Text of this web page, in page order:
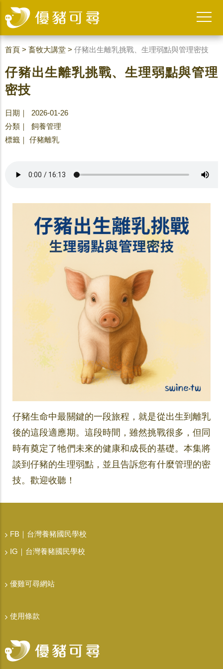
首頁 > 畜牧大講堂 > 仔豬出生離乳挑戰、生理弱點與管理密技
仔豬出生離乳挑戰、生理弱點與管理
密技
日期｜ 2026-01-26
分類｜
飼養管理
標籤｜
仔豬離乳
仔豬生命中最關鍵的一段旅程，就是從出生到離乳
後的這段適應期。這段時間，雖然挑戰很多，但同
時有奠定了牠們未來的健康和成長的基礎。本集將
談到仔豬的生理弱點，並且告訴您有什麼管理的密
技。歡迎收聽！
FB｜台灣養豬國民學校
IG｜台灣養豬國民學校
優雞可尋網站
使用條款